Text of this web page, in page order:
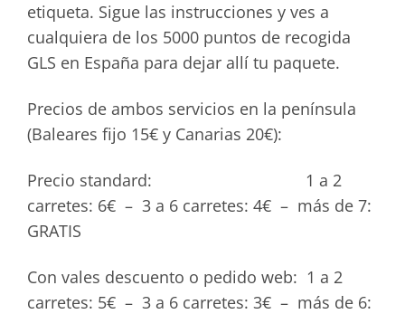
etiqueta. Sigue las instrucciones y ves a
cualquiera de los 5000 puntos de recogida
GLS en España para dejar allí tu paquete.
Precios de ambos servicios en la península
(Baleares fijo 15€ y Canarias 20€):
Precio standard: 1 a 2
carretes: 6€ – 3 a 6 carretes: 4€ – más de 7:
GRATIS
Con vales descuento o pedido web: 1 a 2
carretes: 5€ – 3 a 6 carretes: 3€ – más de 6: